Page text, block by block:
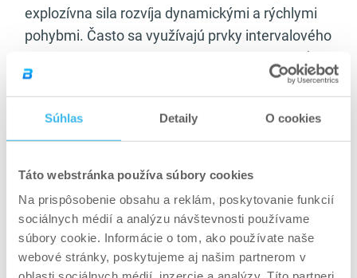
Súhlas Detaily O cookies
Táto webstránka používa súbory cookies
Na prispôsobenie obsahu a reklám, poskytovanie funkcií
sociálnych médií a analýzu návštevnosti používame
súbory cookie. Informácie o tom, ako používate naše
webové stránky, poskytujeme aj našim partnerom v
explozívna sila rozvíja dynamickými a rýchlymi
pohybmi. Často sa využívajú prvky intervalového
ako ukazuje článok
. V športovej
praxi má význam aj koordinácia a stabilita, čo
približuje článok
5 cvikov na rovnováhu, ktoré
trénujú futbalisti.
Z fyziologického hľadiska súvisí explozívna sila s
efektívnym zapojením svalových vlákien a
nervového systému. Základné princípy práce so
silou vysvetľuje článok
základy rozvoja svalovej
hmoty.